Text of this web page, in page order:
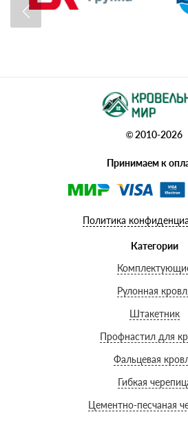
© 2010-2026
Принимаем к
Политика
Категории
Рулонная
Штакетник
Профнастил для
Фальцевая
Гибкая
Цементно-песчаная